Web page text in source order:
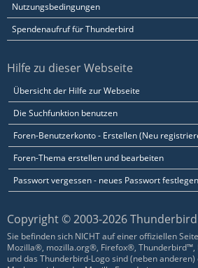
Nutzungsbedingungen
Spendenaufruf für Thunderbird
Hilfe zu dieser Webseite
Übersicht der Hilfe zur Webseite
Die Suchfunktion benutzen
Foren-Benutzerkonto - Erstellen (Neu
Foren-Thema erstellen und bearbeiten
Passwort vergessen - neues Passwort festlegen
Copyright © 2003-2026 Thunderbird
Sie befinden sich NICHT auf einer offiziellen
Mozilla®, mozilla.org®, Firefox®, Thunderbird™,
und das Thunderbird-Logo sind (neben